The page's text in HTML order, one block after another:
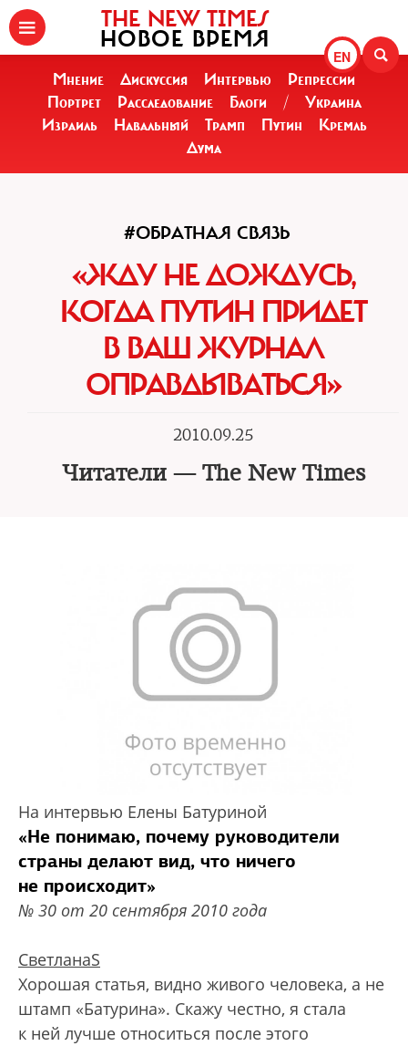
EN
THE NEW TIMES
НОВОЕ ВРЕМЯ
Мнение Дискуссия Интервью
Репрессии
Портрет
Расследование Блоги /
Украина
Израиль
Навальный Трамп Путин
Кремль
Дума
#ОБРАТНАЯ СВЯЗЬ
«ЖДУ НЕ ДОЖДУСЬ,
КОГДА ПУТИН ПРИДЕТ
В ВАШ ЖУРНАЛ
ОПРАВДЫВАТЬСЯ»
2010.09.25
Читатели — The New Times
На интервью Елены Батуриной
«Не понимаю, почему руководители
страны делают вид, что ничего
не происходит»
№ 30 от 20 сентября 2010 года
СветланаS
Хорошая статья, видно живого человека, а не
штамп «Батурина». Скажу честно, я стала
к ней лучше относиться после этого